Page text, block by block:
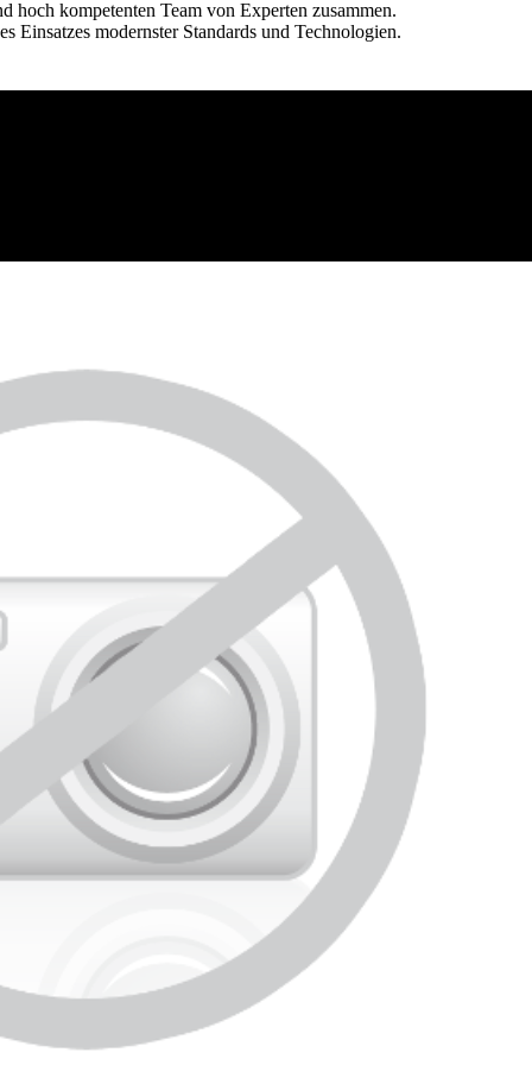
hoch kompetenten Team von Experten zusammen.
Einsatzes modernster Standards und Technologien.